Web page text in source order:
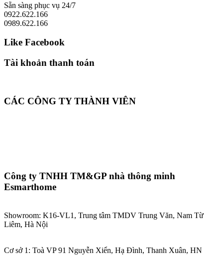
Sẵn sàng phục vụ 24/7
0922.622.166
0989.622.166
Like Facebook
Tài khoản thanh toán
CÁC CÔNG TY THÀNH VIÊN
Công ty TNHH TM&GP nhà thông minh
Esmarthome
Showroom: K16-VL1, Trung tâm TMDV Trung Văn, Nam Từ
Liêm, Hà Nội
Cơ sở 1: Toà VP 91 Nguyễn Xiển, Hạ Đình, Thanh Xuân, HN